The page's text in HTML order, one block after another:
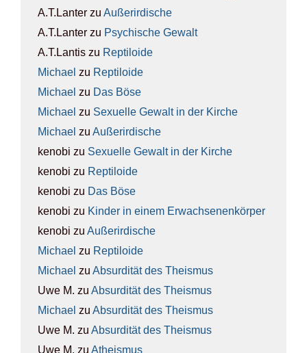
A.T.Lanter zu Außer­ir­di­sche
A.T.Lanter zu Psy­chi­sche Gewalt
A.T.Lantis zu Rep­ti­lo­ide
Michael zu Rep­ti­lo­ide
Michael zu Das Böse
Michael zu Sexu­el­le Gewalt in der Kir­che
Michael zu Außer­ir­di­sche
kenobi zu Sexu­el­le Gewalt in der Kir­che
kenobi zu Rep­ti­lo­ide
kenobi zu Das Böse
kenobi zu Kin­der in einem Erwach­se­nen­kör­per
kenobi zu Außer­ir­di­sche
Michael zu Rep­ti­lo­ide
Michael zu Absur­di­tät des The­is­mus
Uwe M. zu Absur­di­tät des The­is­mus
Michael zu Absur­di­tät des The­is­mus
Uwe M. zu Absur­di­tät des The­is­mus
Uwe M. zu Athe­is­mus